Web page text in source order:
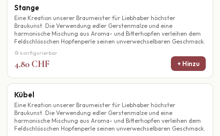
Stange
Eine Kreation unserer Braumeister für Liebhaber höchster
Braukunst. Die Verwendung edler Gerstenmalze und eine
harmonische Mischung aus Aroma- und Bitterhopfen verleihen dem
Feldschlösschen Hopfenperle seinen unverwechselbaren Geschmack.
⚙ konfigurierbar
4.80 CHF + Hinzu
Kübel
Eine Kreation unserer Braumeister für Liebhaber höchster
Braukunst. Die Verwendung edler Gerstenmalze und eine
harmonische Mischung aus Aroma- und Bitterhopfen verleihen dem
Feldschlösschen Hopfenperle seinen unverwechselbaren Geschmack.